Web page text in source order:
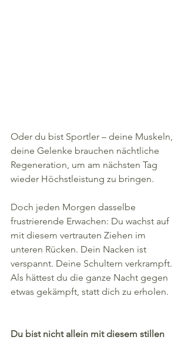
Oder du bist Sportler – deine Muskeln,
deine Gelenke brauchen nächtliche
Regeneration, um am nächsten Tag
wieder Höchstleistung zu bringen.
Doch jeden Morgen dasselbe
frustrierende Erwachen: Du wachst auf
mit diesem vertrauten Ziehen im
unteren Rücken. Dein Nacken ist
verspannt. Deine Schultern verkrampft.
Als hättest du die ganze Nacht gegen
etwas gekämpft, statt dich zu erholen.
Du bist nicht allein mit diesem stillen